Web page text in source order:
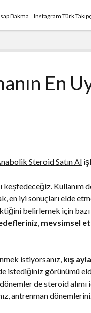
Bakma Instagram Türk
En
Steroid Satın Al
keşfedeceğiz. Kullanım
en iyi sonuçları elde
belirlemek için bazı
, mevsimsel
istiyorsanız, kış
istediğiniz görünümü
de steroid
antrenman